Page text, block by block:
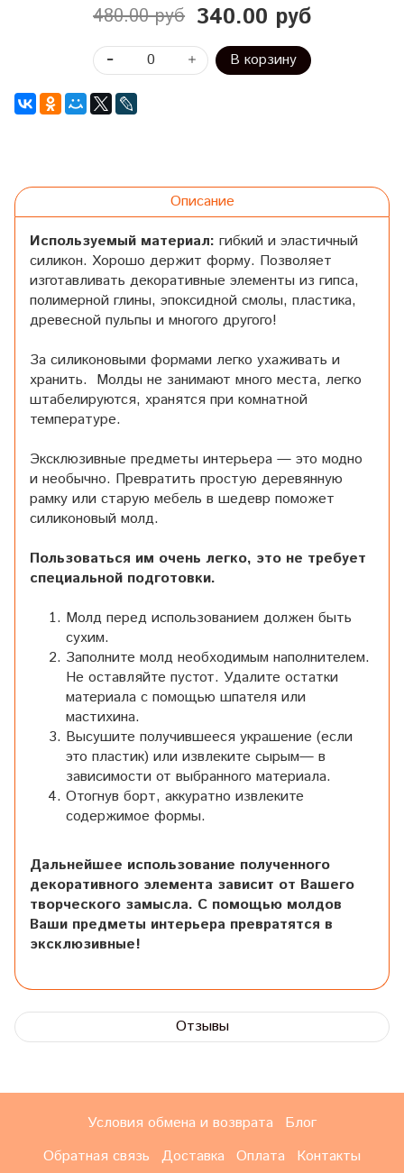
480.00 руб 340.00 руб
В корзину
Описание
Используемый материал: гибкий и эластичный
силикон. Хорошо держит форму. Позволяет
изготавливать декоративные элементы из гипса,
полимерной глины, эпоксидной смолы, пластика,
древесной пульпы и многого другого!
За силиконовыми формами легко ухаживать и
хранить. Молды не занимают много места, легко
штабелируются, хранятся при комнатной
температуре.
Эксклюзивные предметы интерьера — это модно
и необычно. Превратить простую деревянную
рамку или старую мебель в шедевр поможет
силиконовый молд.
Пользоваться им очень легко, это не требует
специальной подготовки.
Молд перед использованием должен быть
сухим.
Заполните молд необходимым наполнителем.
Не оставляйте пустот. Удалите остатки
материала с помощью шпателя или
мастихина.
Высушите получившееся украшение (если
это пластик) или извлеките сырым— в
зависимости от выбранного материала.
Отогнув борт, аккуратно извлеките
содержимое формы.
Дальнейшее использование полученного
декоративного элемента зависит от Вашего
творческого замысла. С помощью молдов
Ваши предметы интерьера превратятся в
эксклюзивные!
Отзывы
Условия обмена и возврата
Блог
Обратная связь
Доставка Оплата Контакты